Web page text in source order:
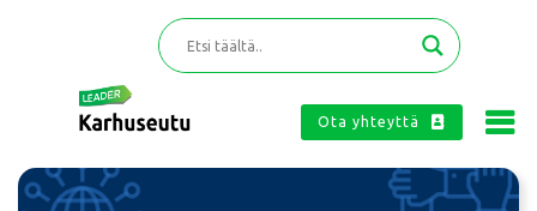
Ota yhteyttä